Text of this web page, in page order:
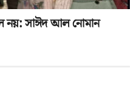
নয়: সাঈদ আল নোমান